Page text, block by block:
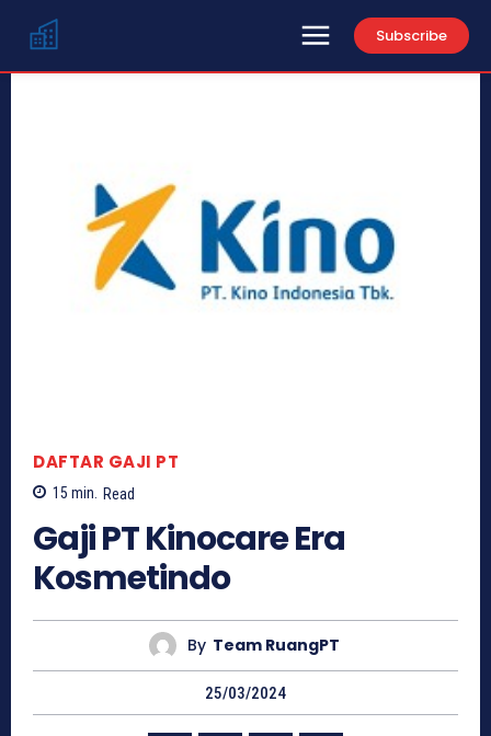
Subscribe
DAFTAR GAJI PT
15 min. Read
Gaji PT Kinocare Era
Kosmetindo
By Team RuangPT
25/03/2024